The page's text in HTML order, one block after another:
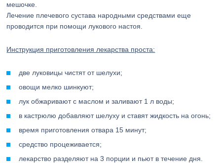
мешочке.
Лечение плечевого сустава народными средствами еще
проводится при помощи лукового настоя.
Инструкция приготовления лекарства проста:
две луковицы чистят от шелухи;
овощи мелко шинкуют;
лук обжаривают с маслом и заливают 1 л воды;
в кастрюлю добавляют шелуху и ставят жидкость на огонь;
время приготовления отвара 15 минут;
средство процеживается;
лекарство разделяют на 3 порции и пьют в течение дня.